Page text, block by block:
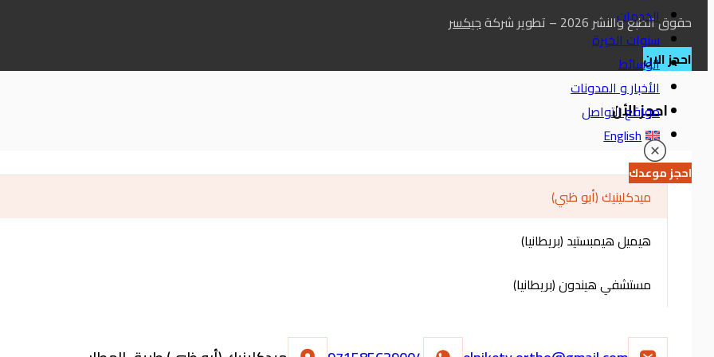
الخدمات
سنوات الخبرة
الوسائط
الأخبار و المدونات
مواقع التواصل
English
احجز موعدك
حقوق الطبع والنشر 2026 – تطوير شركة
جيكسر
احجز الان
احجز الأن
ميدكلينيك (أبو ظبي)
هيميل هيمبستيد (بريطانيا)
مستشفي هيندون (بريطانيا)